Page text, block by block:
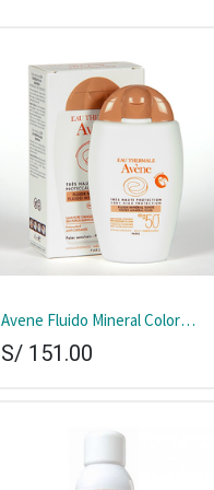
Avene Fluido Mineral Color
50+ Tubo 40 ml
S/ 151.00